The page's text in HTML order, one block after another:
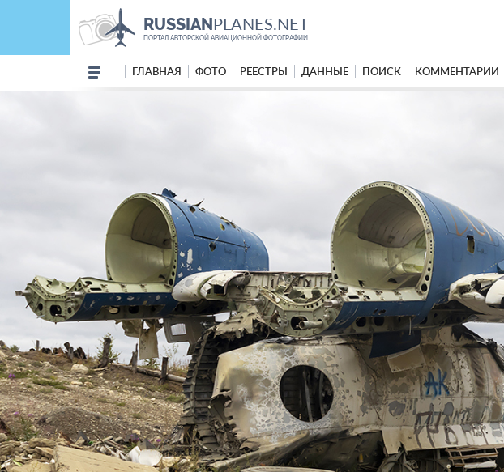
RUSSIANPLANES.NET
ПОРТАЛ АВТОРСКОЙ АВИАЦИОННОЙ ФОТОГРАФИИ
ГЛАВНАЯ ФОТО РЕЕСТРЫ ДАННЫЕ ПОИСК КОММЕНТАРИИ